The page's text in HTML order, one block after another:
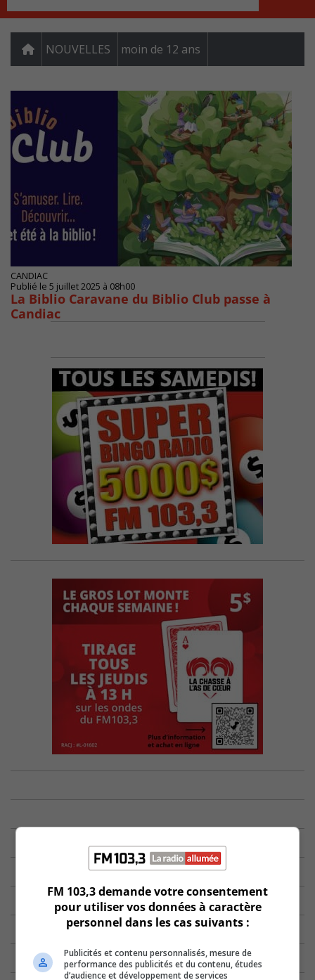
NOUVELLES moin de 12 ans
CANDIAC
Publié le 5 juillet 2025 à 08h00
La Biblio Caravane du Biblio Club passe à
Candiac
FM 103,3 demande votre consentement
pour utiliser vos données à caractère
personnel dans les cas suivants :
Publicités et contenu personnalisés, mesure de
performance des publicités et du contenu, études
d’audience et développement de services